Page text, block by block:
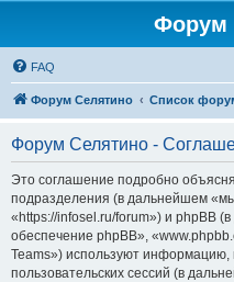
Форум
FAQ
Форум Селятино Список
Форум Селятино -
Это соглашение подробно
подразделения (в дальнейшем
«https://infosel.ru/forum») и phpBB
обеспечение phpBB»,
Teams») используют
пользовательских сессий (в